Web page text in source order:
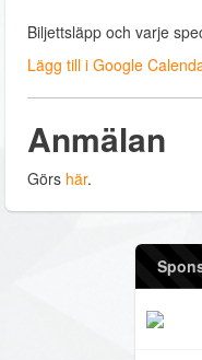
Biljettsläpp och varje
Lägg till i Google
Anmälan
Görs här.